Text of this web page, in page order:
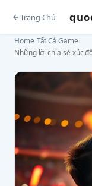
Trang Chủ
Home Tất Cả Game
Những lời chia sẻ xúc